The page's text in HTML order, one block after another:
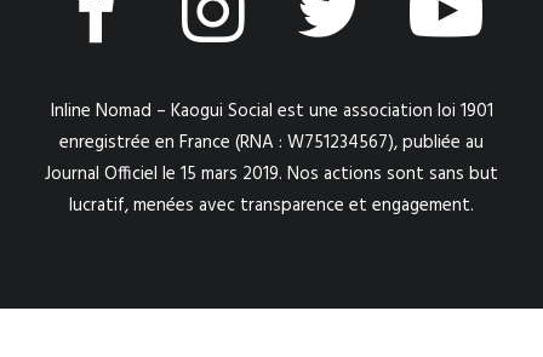
Inline Nomad – Kaogui Social est une association loi 1901
enregistrée en France (RNA : W751234567), publiée au
Journal Officiel le 15 mars 2019. Nos actions sont sans but
lucratif, menées avec transparence et engagement.